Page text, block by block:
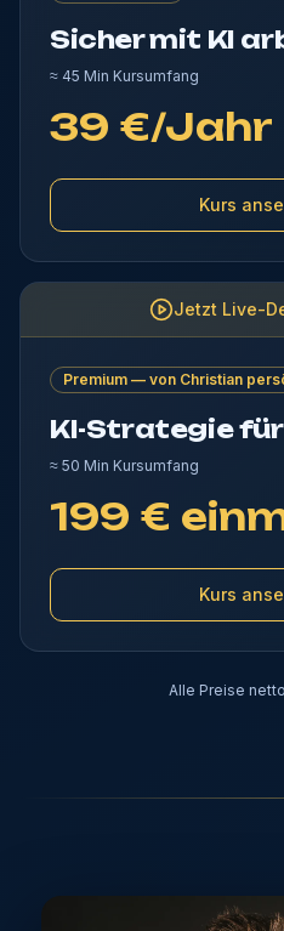
Sicher mit KI
≈ 45 Min Kursumfang
39 €/Jahr
Kurs
Jetzt Live-
Premium — von Christian
KI-Strategie
≈ 50 Min Kursumfang
199 €
Kurs
Alle Preise